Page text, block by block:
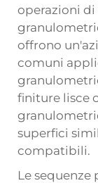
operazioni di
offrono
comuni
finiture lisce
superfici
compatibili.
Le